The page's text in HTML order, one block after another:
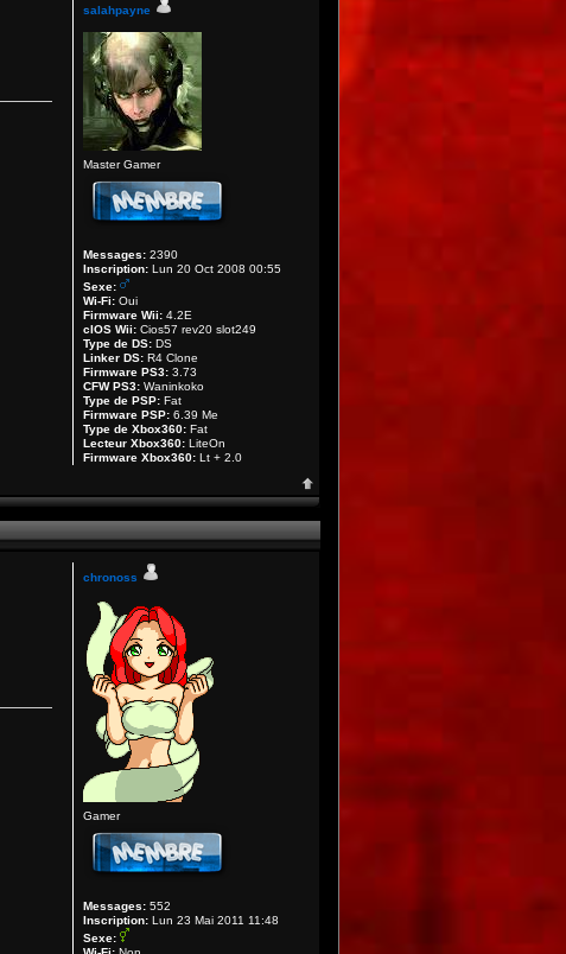
salahpayne
Master Gamer
Messages: 2390
Inscription: Lun 20 Oct 2008 00:55
Sexe:
Wi-Fi: Oui
Firmware Wii: 4.2E
cIOS Wii: Cios57 rev20 slot249
Type de DS: DS
Linker DS: R4 Clone
Firmware PS3: 3.73
CFW PS3: Waninkoko
Type de PSP: Fat
Firmware PSP: 6.39 Me
Type de Xbox360: Fat
Lecteur Xbox360: LiteOn
Firmware Xbox360: Lt + 2.0
chronoss
Gamer
Messages: 552
Inscription: Lun 23 Mai 2011 11:48
Sexe: